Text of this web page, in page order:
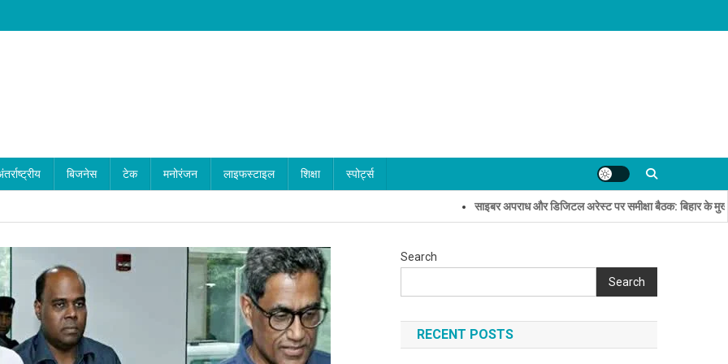
बिजनेस टेक मनोरंजन लाइफस्टाइल शिक्षा स्पोर्ट्स
साइबर अपराध और डिजिटल अरेस्ट पर समीक्षा बैठक: बिहार के मुख्य
Search
Search
RECENT POSTS